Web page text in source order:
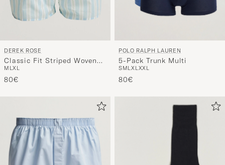
DEREK ROSE
Classic Fit Striped Woven
Cotton Boxer Shorts
Blue/White
M LXL
80€
POLO RALPH LAUREN
5-Pack Trunk Multi
SMLXLXXL
80€